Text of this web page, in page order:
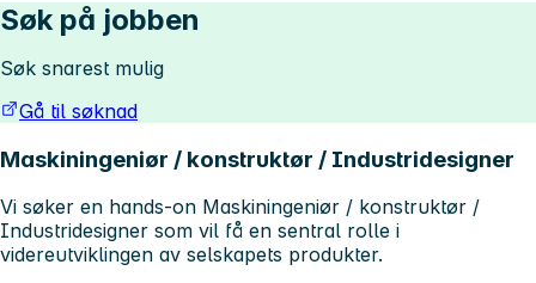
Søk på jobben
Søk snarest mulig
Gå til søknad
Maskiningeniør / konstruktør / Industridesigner
Vi søker en hands-on Maskiningeniør / konstruktør /
Industridesigner som vil få en sentral rolle i
videreutviklingen av selskapets produkter.